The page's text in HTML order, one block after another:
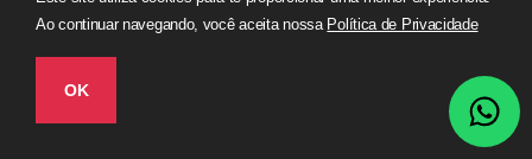
MUDANÇAS E TRANSPORTES NA CAPELA DO
SOCORRO (11) 4259-3692
TRANSPORTES, MUDANÇAS E FRETES NA
CONSOLAÇÃO (11) 4259-3692
Ao continuar navegando, você aceita nossa Política de Privacidade
OK